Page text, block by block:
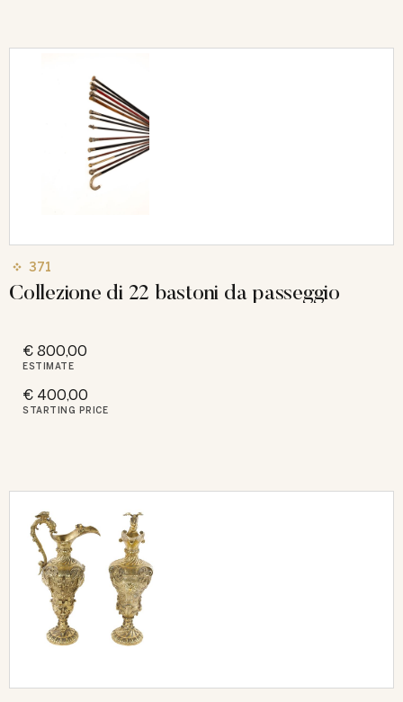
371
Collezione di 22 bastoni da passeggio
€ 800,00
ESTIMATE
€ 400,00
STARTING PRICE